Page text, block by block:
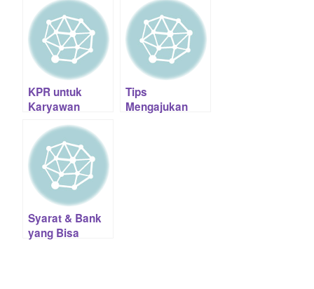
KPR untuk
Karyawan
Kontrak /
Outsourcing /
Freelance:
Syarat dan
Bank yang Bisa
Proses
Tips
Mengajukan
Syarat & Bank
yang Bisa